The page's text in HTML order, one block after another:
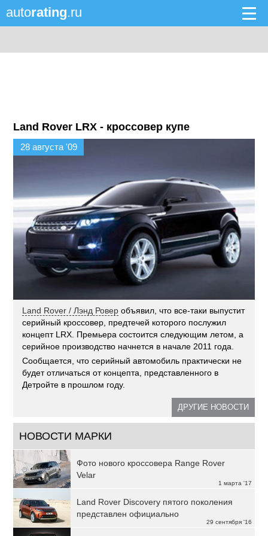
autorating.ru
Land Rover LRX - кроссовер купе
28 августа '09
Land Rover / Лэнд Ровер объявил, что все-таки выпустит
серийный кроссовер, предтечей которого послужил
концепт LRX. Премьера состоится следующим летом, а
серийное производство начнется в начале 2011 года.
Сообщается, что серийный автомобиль практически не
будет отличаться от концепта, представленного в
Детройте в прошлом году.
ДРУГИЕ НОВОСТИ
НОВОСТИ МАРКИ
1 марта '17
Фото нового кроссовера Range Rover
Velar
29 сентября '16
Land Rover Discovery пятого поколения
представлен официально